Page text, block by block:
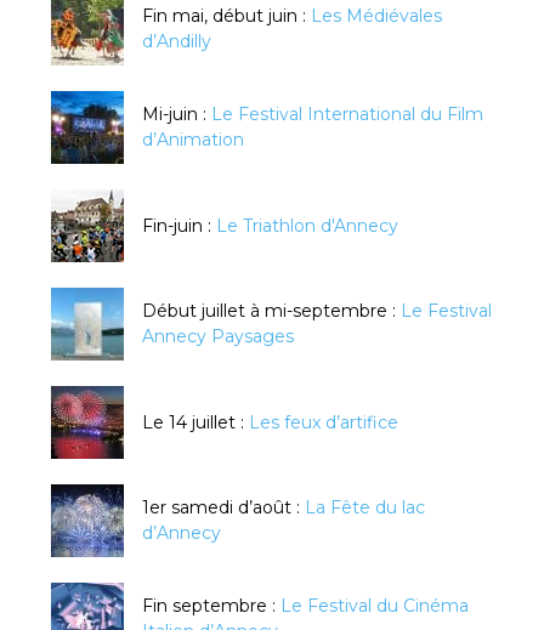
Fin mai, début juin : Les Médiévales
d’Andilly
Mi-juin : Le Festival International du Film
d’Animation
Fin-juin : Le Triathlon d'Annecy
Début juillet à mi-septembre : Le Festival
Annecy Paysages
Le 14 juillet : Les feux d’artifice
1er samedi d’août : La Fête du lac
d’Annecy
Fin septembre : Le Festival du Cinéma